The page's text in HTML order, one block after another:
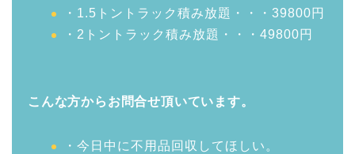
・1.5トントラック積み放題・・・39800円
・2トントラック積み放題・・・49800円
こんな方からお問合せ頂いています。
・今日中に不用品回収してほしい。